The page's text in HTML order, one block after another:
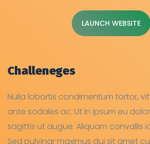
LAUNCH WEBSITE
Challeneges
Nulla lobortis condimentum tortor,
ante sodales ac. Ut in ipsum eu
sagittis ut augue. Aliquam convallis
Sed pulvinar maximus dui sit amet